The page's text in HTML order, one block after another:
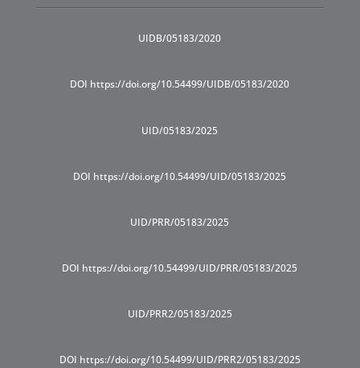
UIDB/05183/2020
DOI https://doi.org/10.54499/UIDB/05183/2020
UID/05183/2025
DOI https://doi.org/10.54499/UID/05183/2025
UID/PRR/05183/2025
DOI https://doi.org/10.54499/UID/PRR/05183/2025
UID/PRR2/05183/2025
DOI https://doi.org/10.54499/UID/PRR2/05183/2025